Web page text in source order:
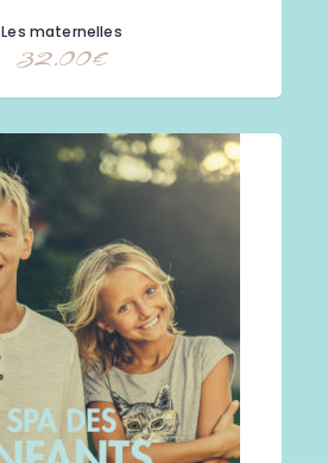
Les maternelles
32.00€